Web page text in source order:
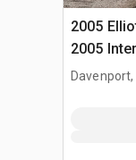
2005
2005
Camion
Davenport,